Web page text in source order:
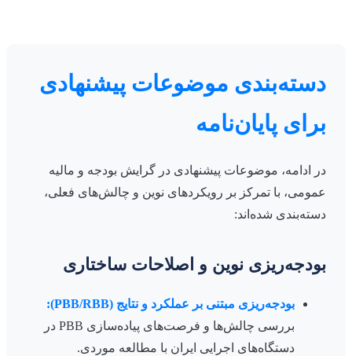
دسته‌بندی موضوعات پیشنهادی
برای پایان‌نامه
در ادامه، موضوعات پیشنهادی در گرایش بودجه و مالیه
عمومی، با تمرکز بر رویکردهای نوین و چالش‌های فعلی،
دسته‌بندی شده‌اند:
بودجه‌ریزی نوین و اصلاحات ساختاری
بودجه‌ریزی مبتنی بر عملکرد و نتایج (PBB/RBB):
بررسی چالش‌ها و فرصت‌های پیاده‌سازی PBB در
دستگاه‌های اجرایی ایران با مطالعه موردی.